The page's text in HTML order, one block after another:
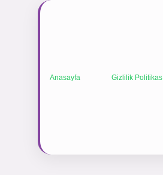
Anasayfa Gizlilik